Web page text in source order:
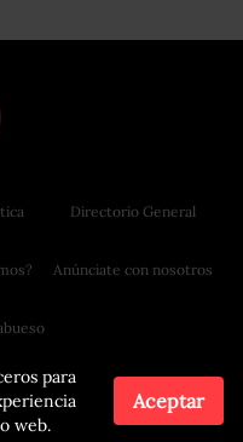
para
web.
Aceptar
Directorio General
Anúnciate con nosotros